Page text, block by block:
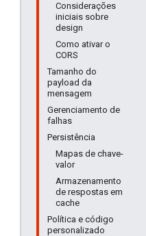
Considerações
iniciais sobre
design
Como ativar o
CORS
Tamanho do
payload da
mensagem
Gerenciamento de
falhas
Persistência
Mapas de chave-
valor
Armazenamento
de respostas em
cache
Política e código
personalizado